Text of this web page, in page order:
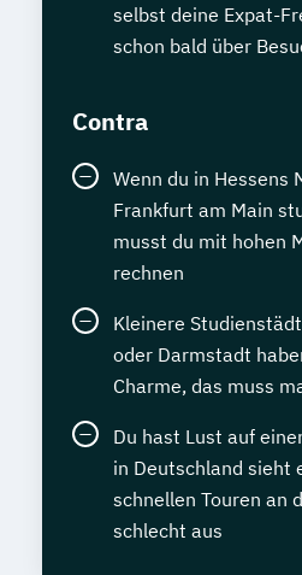
selbst deine Expat-
schon bald über
Contra
Wenn du in Hessens
Frankfurt am Main
musst du mit hohen
rechnen
Kleinere
oder Darmstadt
Charme, das muss
Du hast Lust auf
in Deutschland sieht
schnellen Touren an
schlecht aus